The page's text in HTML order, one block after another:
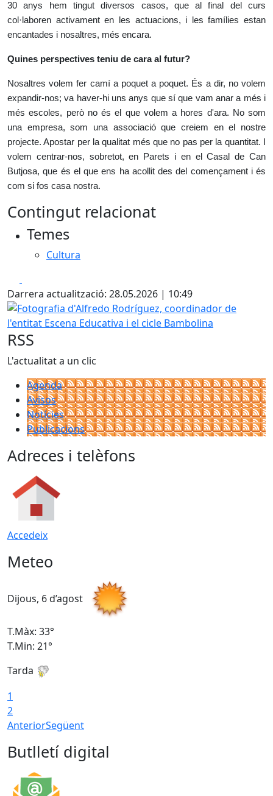
30 anys hem tingut diversos casos, que al final del curs
col·laboren activament en les actuacions, i les famílies estan
encantades i nosaltres, més encara.
Quines perspectives teniu de cara al futur?
Nosaltres volem fer camí a poquet a poquet. És a dir, no volem
expandir-nos; va haver-hi uns anys que sí que vam anar a més i
més escoles, però no és el que volem a hores d'ara. No som
una empresa, som una associació que creiem en el nostre
projecte. Apostar per la qualitat més que no pas per la quantitat. I
volem centrar-nos, sobretot, en Parets i en el Casal de Can
Butjosa, que és el que ens ha acollit des del començament i és
com si fos casa nostra.
Contingut relacionat
Temes
Cultura
Darrera actualització: 28.05.2026 | 10:49
Fotografia d'Alfredo Rodríguez, coordinador de l'entitat
RSS
L'actualitat a un clic
Agenda
Avisos
Notícies
Publicacions
Adreces i telèfons
Accedeix
Meteo
Dijous, 6 d’agost
T.Màx: 33°
T.Min: 21°
Tarda
1
2
AnteriorSegüent
Butlletí digital